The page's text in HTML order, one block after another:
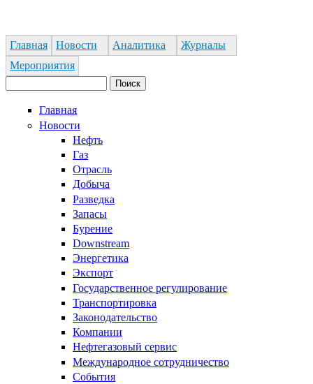
Главная Новости Аналитика
Журналы
Мероприятия
Главная
Новости
Нефть
Газ
Отрасль
Добыча
Разведка
Запасы
Бурение
Downstream
Энергетика
Экспорт
Государственное регулирование
Транспортировка
Законодательство
Компании
Нефтегазовый сервис
Международное сотрудничество
События